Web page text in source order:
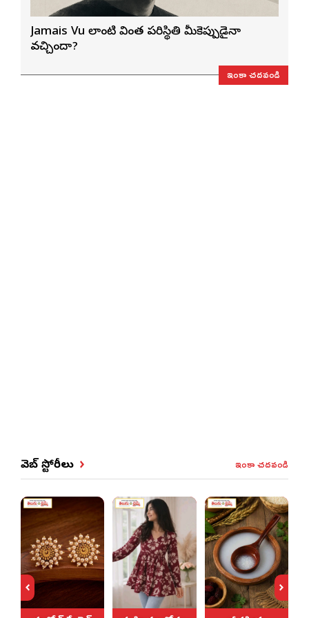
Jamais Vu లాంటి వింత పరిస్థితి మీకెప్పుడైనా
వచ్చిందా?
ఇంకా చదవండి
వెబ్ స్టోరీలు ఇంకా చదవండి